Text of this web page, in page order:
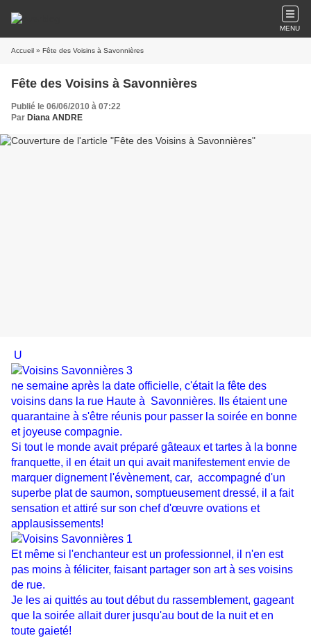
MENU
Accueil » Fête des Voisins à Savonnières
Fête des Voisins à Savonnières
Publié le 06/06/2010 à 07:22
Par Diana ANDRE
U
ne semaine après la date officielle, c'était la fête des
voisins dans la rue Haute à Savonnières. Ils étaient une
quarantaine à s'être réunis pour passer la soirée en bonne
et joyeuse compagnie.
Si tout le monde avait préparé gâteaux et tartes à la bonne
franquette, il en était un qui avait manifestement envie de
marquer dignement l'évènement, car, accompagné d'un
superbe plat de saumon, somptueusement dressé, il a fait
sensation et attiré sur son chef d'œuvre ovations et
applausissements!
Et même si l'enchanteur est un professionnel, il n'en est
pas moins à féliciter, faisant partager son art à ses voisins
de rue.
Je les ai quittés au tout début du rassemblement, gageant
que la soirée allait durer jusqu'au bout de la nuit et en
toute gaieté!